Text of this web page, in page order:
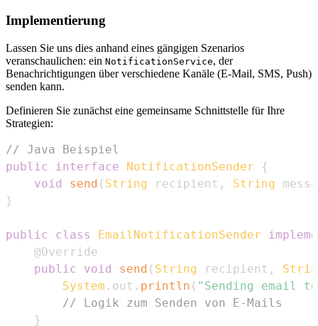
Implementierung
Lassen Sie uns dies anhand eines gängigen Szenarios
veranschaulichen: ein NotificationService, der
Benachrichtigungen über verschiedene Kanäle (E-Mail, SMS, Push)
senden kann.
Definieren Sie zunächst eine gemeinsame Schnittstelle für Ihre
Strategien:
// Java Beispiel
public
interface NotificationSender
{
void
send ( String recipient , String
}
public class EmailNotificationSender
@Override
public
void send ( String recipient ,
System . out . println ( "Sending email
// Logik zum Senden von E-Mails
}